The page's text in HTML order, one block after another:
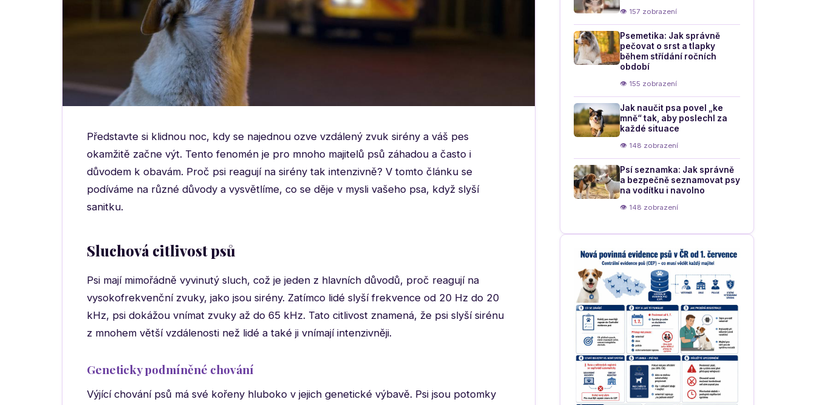
Představte si klidnou noc, kdy se najednou ozve vzdálený zvuk sirény a váš pes
okamžitě začne výt. Tento fenomén je pro mnoho majitelů psů záhadou a často i
důvodem k obavám. Proč psi reagují na sirény tak intenzivně? V tomto článku se
podíváme na různé důvody a vysvětlíme, co se děje v mysli vašeho psa, když slyší
sanitku.
Sluchová citlivost psů
Psi mají mimořádně vyvinutý sluch, což je jeden z hlavních důvodů, proč reagují na
vysokofrekvenční zvuky, jako jsou sirény. Zatímco lidé slyší frekvence od 20 Hz do 20
kHz, psi dokážou vnímat zvuky až do 65 kHz. Tato citlivost znamená, že psi slyší sirénu
z mnohem větší vzdálenosti než lidé a také ji vnímají intenzivněji.
Geneticky podmíněné chování
Výjící chování psů má své kořeny hluboko v jejich genetické výbavě. Psi jsou potomky
👁 157 zobrazení
Psemetika: Jak správně
pečovat o srst a tlapky
během střídání ročních
období
👁 155 zobrazení
Jak naučit psa povel „ke
mně“ tak, aby poslechl za
každé situace
👁 148 zobrazení
Psí seznamka: Jak správně
a bezpečně seznamovat psy
na vodítku i navolno
👁 148 zobrazení